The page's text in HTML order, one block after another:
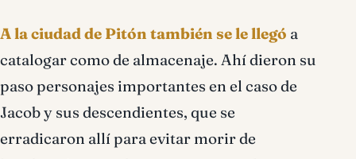
A la ciudad de Pitón también se le llegó a
catalogar como de almacenaje. Ahí dieron su
paso personajes importantes en el caso de
Jacob y sus descendientes, que se
erradicaron allí para evitar morir de